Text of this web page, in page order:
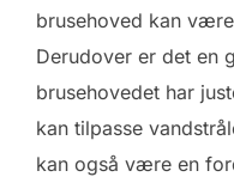
brusehoved kan
Derudover er det en
brusehovedet har
kan tilpasse
kan også være en